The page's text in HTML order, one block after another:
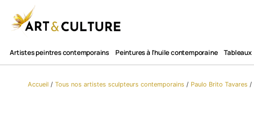
Artistes peintres contemporains Peintures à l'huile contemporaine Tableaux​
Accueil /Tous nos artistes sculpteurs contemporains / Paulo Brito Tavares /